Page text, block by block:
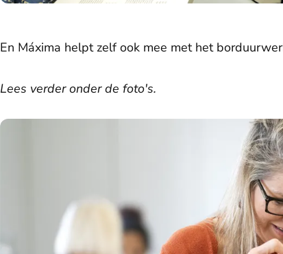
En Máxima helpt zelf ook mee met het
Lees verder onder de foto's.